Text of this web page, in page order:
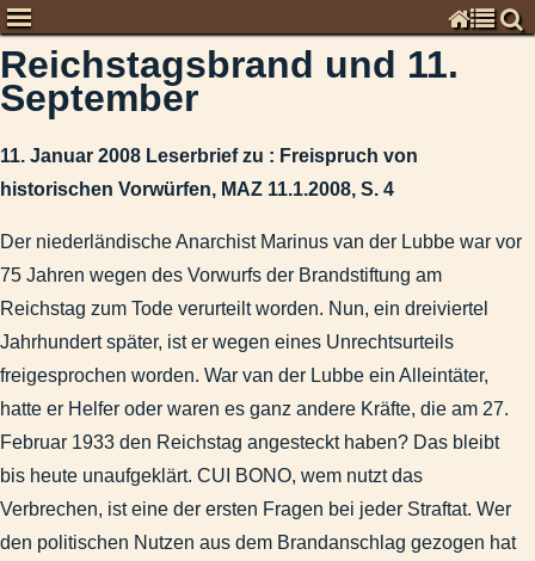
Chronisten
Kommentare zur Zeitgeschichte
Deutschland
Denkschrift an Medienvertreter zum Gebrauch der
MAZ vom 26. Juli 2012: „Meinungen fordern Widerspruch
Leserbrief zu verschiedenen Nachrichten im August 2013
September 2009: Industrie- und Handelskammer investiert
2005-12-24 - An den Grenzen des Rechts.docx
Leserpost zu „Deutschland als Angriffsziel und Partner
Bezug: MAZ vom 27. Febr.: „Thierse: Urteil 'asozial'"die
Kapitalismuskritik als Leserpost
Meinungsäußerung zum drohenden Irak-Krieg
2013-10-24 - MAZ - Auszeit für Bischof Tebartz.docx
September 2010: Sarazin und die Vererbung von Intelligenz
Reichstagsbrand und 11.
September
11. Januar 2008 Leserbrief zu : Freispruch von
historischen Vorwürfen, MAZ 11.1.2008, S. 4
Der niederländische Anarchist Marinus van der Lubbe war vor
75 Jahren wegen des Vorwurfs der Brandstiftung am
Reichstag zum Tode verurteilt worden. Nun, ein dreiviertel
Jahrhundert später, ist er wegen eines Unrechtsurteils
freigesprochen worden. War van der Lubbe ein Alleintäter,
hatte er Helfer oder waren es ganz andere Kräfte, die am 27.
Februar 1933 den Reichstag angesteckt haben? Das bleibt
bis heute unaufgeklärt. CUI BONO, wem nutzt das
Verbrechen, ist eine der ersten Fragen bei jeder Straftat. Wer
den politischen Nutzen aus dem Brandanschlag gezogen hat